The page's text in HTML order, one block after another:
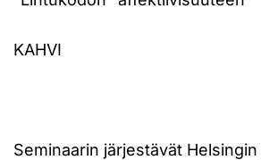
KAHVI
Seminaarin järjestävät